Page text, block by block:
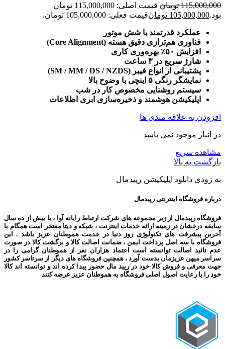
115,000,000 تومان
قیمت اصلی: 115,000,000 تومان
بود.105,000,000 تومانقیمت فعلی: 105,000,000 تومان.
عملکرد قدرتمند با شش موتور
فناوری هم‌ترازی دقیق هسته (Core Alignment)
افزایش ۵۰٪ بهره‌وری کاری
شارژ سریع در ۳ ساعت
پشتیبانی از انواع فیبر (SM / MM / DS / NZDS)
نمایشگر رنگی ۵ اینچی با وضوح بالا
سیستم روشنایی مخصوص کار در شب
اپلیکیشن هوشمند و ذخیره‌سازی ابری اطلاعات
افزودن به علاقه مندی ها
در انبار موجود نمی باشد
مشاهده سریع
بازگشت به بالا
به زودی دانلود اپلیکیشن رپیدمال
درباره فروشگاه اینترنتی رپیدمال
فروشگاه رپیدمال از زیر مجموعه های شرکت ارتباط رایانه آوا ، با بیش از ده سال
سابقه درخشان در زمینه ارائه خدمات اینترنت ، شبکه و دیتا مفتخر است همگام با
آخرین پیشرفت های تکنولوژی روز دنیا در خدمت هموطنان عزیز باشد . این
فروشگاه با سه اصل پرداخت ایمن ، ضمانت اصالت کالا و برگشت کالا در صورت
عدم تائید اصالت توانسته است اعتماد هزاران نفر از هموطنان گرامی را در
سراسر میهن عزیزمان بدست آورد ، همچنین فروشگاه های دیگر از سرتاسر کشور
جهت معرفی و فروش کالا خود در رپید مال حضور پیدا کرده اند و توانسته اند کالا
خود را با رعایت اصول اصلی فروشگاه به هموطنان عزیز عرضه کنند